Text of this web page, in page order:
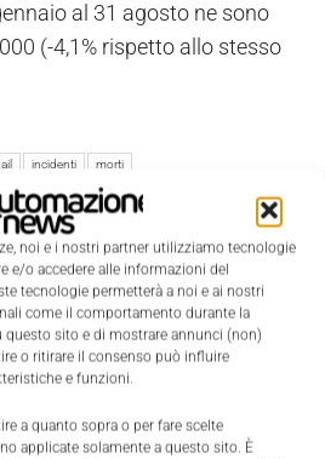
noi e i nostri partner utilizziamo tecnologie
e/o accedere alle informazioni del
tecnologie permetterà a noi e ai nostri
come il comportamento durante la
questo sito e di mostrare annunci (non)
o ritirare il consenso può influire
e funzioni.
a quanto sopra o per fare scelte
applicate solamente a questo sito. È
al 31 agosto ne sono
(-4,1% rispetto allo stesso
incidenti morti